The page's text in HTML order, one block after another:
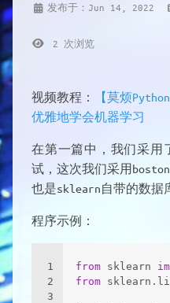
发布于：Jun 14, 2022
2 次浏览
视频教程：
【莫烦
优雅地学会机器学习
在第一篇中，我们采用
试，这次我们采用
也是sklearn自带的数据
程序示例：
1
2
3
from sklearn
from